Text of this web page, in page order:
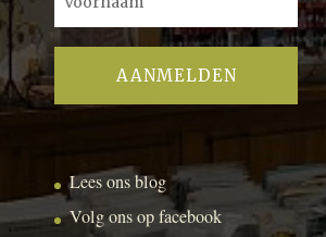
Lees ons blog
Volg ons op facebook